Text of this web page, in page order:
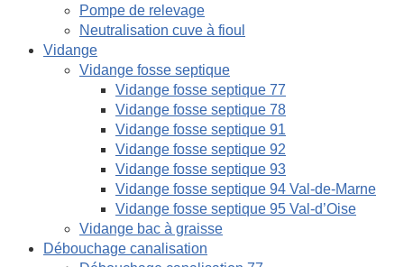
Pompe de relevage
Neutralisation cuve à fioul
Vidange
Vidange fosse septique
Vidange fosse septique 77
Vidange fosse septique 78
Vidange fosse septique 91
Vidange fosse septique 92
Vidange fosse septique 93
Vidange fosse septique 94 Val-de-Marne
Vidange fosse septique 95 Val-d’Oise
Vidange bac à graisse
Débouchage canalisation